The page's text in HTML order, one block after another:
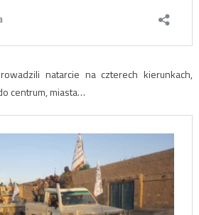
natarcie na czterech kierunkach,
centrum, miasta…